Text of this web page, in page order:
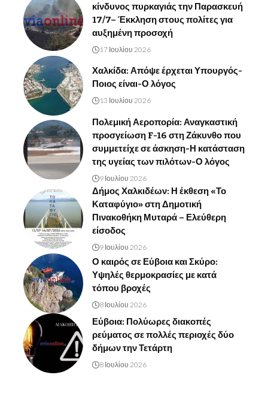
κίνδυνος πυρκαγιάς την Παρασκευή
17/7– Έκκληση στους πολίτες για
αυξημένη προσοχή
17 Ιουλίου 2026
Χαλκίδα: Απόψε έρχεται Υπουργός-
Ποιος είναι-Ο λόγος
13 Ιουλίου 2026
Πολεμική Αεροπορία: Αναγκαστική
προσγείωση F-16 στη Ζάκυνθο που
συμμετείχε σε άσκηση-Η κατάσταση
της υγείας των πιλότων-Ο λόγος
9 Ιουλίου 2026
Δήμος Χαλκιδέων: Η έκθεση «Το
Καταφύγιο» στη Δημοτική
Πινακοθήκη Μυταρά – Ελεύθερη
είσοδος
9 Ιουλίου 2026
Ο καιρός σε Εύβοια και Σκύρο:
Υψηλές θερμοκρασίες με κατά
τόπου βροχές
8 Ιουλίου 2026
Εύβοια: Πολύωρες διακοπές
ρεύματος σε πολλές περιοχές δύο
δήμων την Τετάρτη
8 Ιουλίου 2026